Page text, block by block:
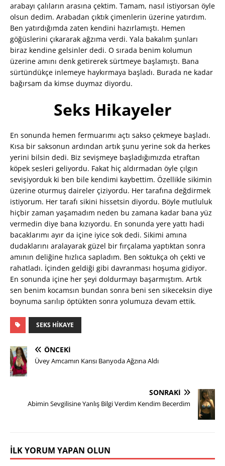
arabayı çalıların arasına çektim. Tamam, nasıl istiyorsan öyle
olsun dedim. Arabadan çıktık çimenlerin üzerine yatırdım.
Ben yatırdığımda zaten kendini hazırlamıştı. Hemen
göğüslerini çıkararak ağzıma verdi. Yala bakalım şunları
biraz kendine gelsinler dedi. O sırada benim kolumun
üzerine amını denk getirerek sürtmeye başlamıştı. Bana
sürtündükçe inlemeye haykırmaya başladı. Burada ne kadar
bağırsam da kimse duymaz diyordu.
Seks Hikayeler
En sonunda hemen fermuarımı açtı sakso çekmeye başladı.
Kısa bir saksonun ardından artık şunu yerine sok da herkes
yerini bilsin dedi. Biz sevişmeye başladığımızda etraftan
köpek sesleri geliyordu. Fakat hiç aldırmadan öyle çılgın
sevişiyorduk ki ben bile kendimi kaybettim. Özellikle sikimin
üzerine oturmuş daireler çiziyordu. Her tarafına değdirmek
istiyorum. Her tarafı sikini hissetsin diyordu. Böyle mutluluk
hiçbir zaman yaşamadım neden bu zamana kadar bana yüz
vermedin diye bana kızıyordu. En sonunda yere yattı hadi
bacaklarımı ayır da içine iyice sok dedi. Sikimi amına
dudaklarını aralayarak güzel bir fırçalama yaptıktan sonra
amının deliğine hızlıca sapladım. Ben soktukça oh çekti ve
rahatladı. İçinden geldiği gibi davranması hoşuma gidiyor.
En sonunda içine her şeyi doldurmayı başarmıştım. Artık
sen benim kocamsın bundan sonra beni sen sikeceksin diye
boynuma sarılıp öptükten sonra yolumuza devam ettik.
SEKS HIKAYE
ÖNCEKI
Üvey Amcamın Karısı Banyoda Ağzına Aldı
SONRAKI
Abimin Sevgilisine Yanlış Bilgi Verdim Kendim Becerdim
İLK YORUM YAPAN OLUN